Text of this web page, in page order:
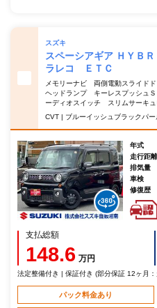
スズキ
スペーシアギア ＨＹ
ラレコ ＥＴＣ
メモリーナビ 両側電動スライド
ヘッドランプ キーレスプッシュ
ーディオスイッチ スリムサーキ
CVT | ブルーイッシュブラックパー
年式
走行距離
排気量
車検
修復歴
支払総額
148.6 万円
法定整備付き | 保証付き (部分保証 12ヶ月
パック料金あり